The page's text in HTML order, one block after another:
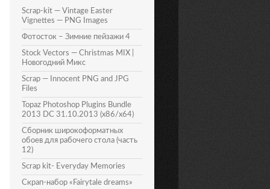
Scrap-kit — Vintage Easter
Vignettes — PNG Images
Фотосток – Зимние пейзажи 4
Stock Vectors — Christmas MIX |
Новогодний Микс
Scrap — Innocent PNG and JPG
Files
Topaz Photoshop Plugins Bundle
2013 DC 31.10.2013 (x86/x64)
Сборник широкоформатных
обоев для рабочего стола (часть
12)
Scrap kit- Everyday Memories
Скрап-набор «Fairytale dreams»